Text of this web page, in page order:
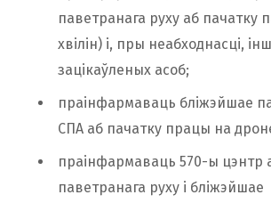
паветранага руху аб пачатку
хвілін) і, пры неабходнасці,
зацікаўленых асоб;
праінфармаваць бліжэйшае
СПА аб пачатку працы на
праінфармаваць 570-ы цэнтр
паветранага руху і бліжэйшае